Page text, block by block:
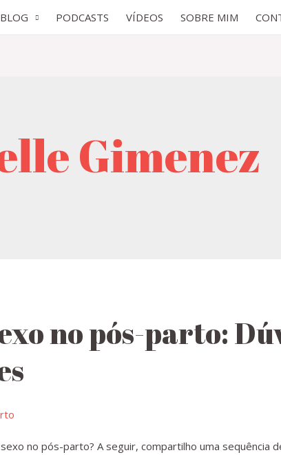
BLOG PODCASTS VÍDEOS SOBRE MIM
Gimenez
no pós-parto:
no pós-parto? A seguir, compartilho uma sequência